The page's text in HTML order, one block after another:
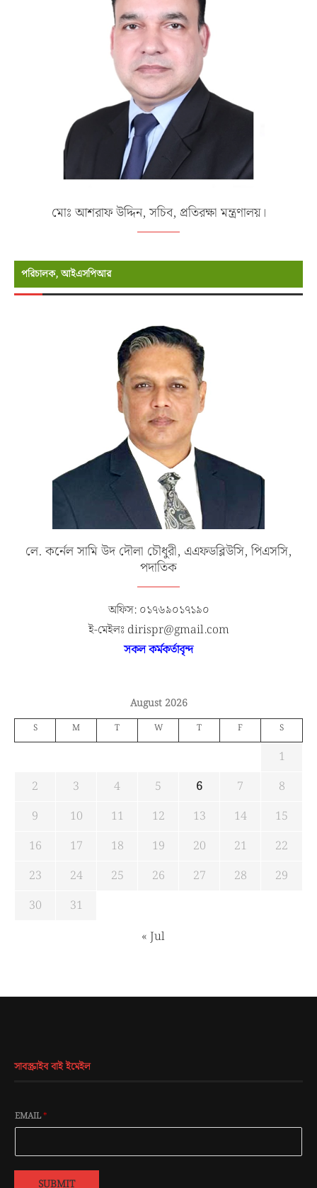
মোঃ আশরাফ উদ্দিন, সচিব, প্রতিরক্ষা মন্ত্রণালয়।
পরিচালক, আইএসপিআর
লে. কর্নেল সামি উদ দৌলা চৌধুরী, এএফডব্লিউসি, পিএসসি,
পদাতিক
অফিস: ০১৭৬৯০১৭১৯০
ই-মেইলঃ dirispr@gmail.com
সকল কর্মকর্তাবৃন্দ
August 2026
S M T W T F S
1
2
3 4 5 6 7
8
9
10 11 12 13 14
15
16
17 18 19 20 21
22
23
24 25 26 27 28
29
30
31
« Jul
সাবস্ক্রাইব বাই ইমেইল
EMAIL*
SUBMIT